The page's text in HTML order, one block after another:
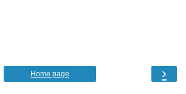
›
Home page